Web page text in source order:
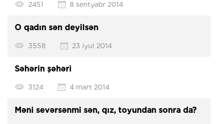
2451 8 sentyabr 2014
O qadın sən deyilsən
3558 23 iyul 2014
Səhərin şəhəri
3124 4 mart 2014
Məni sevərsənmi sən, qız, toyundan sonra da?